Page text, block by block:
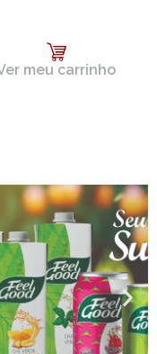
meu carrinho